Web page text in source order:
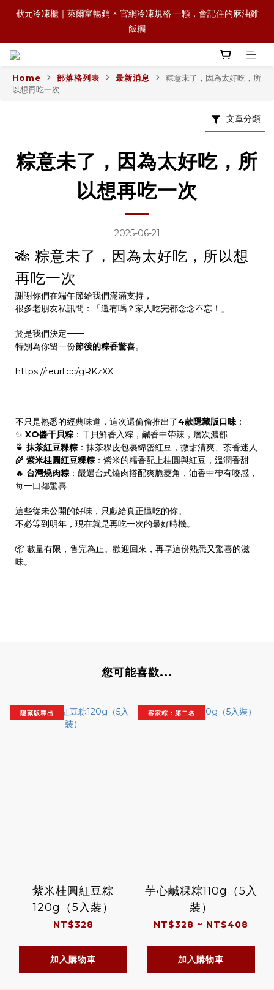
森日之禮｜職場賀禮的質感新選擇，傳承好味道，也送出祝福與人
情味
狀元冷凍櫃｜萊爾富暢銷 × 官網冷凍規格:一顆，會記住的麻油雞
飯糰
森日之禮｜職場賀禮的質感新選擇，傳承好味道，也送出祝福與人
情味
Home 部落格列表 最新消息
粽意未了，因為太好吃，所
以想再吃一次
文章分類
粽意未了，因為太好吃，所
以想再吃一次
2025-06-21
🎋 粽意未了，因為太好吃，所以想
再吃一次
謝謝你們在端午節給我們滿滿支持，
很多老朋友私訊問：「還有嗎？家人吃完都念念不忘！」
於是我們決定——
特別為你留一份節後的粽香驚喜。
https://reurl.cc/gRKzXX
不只是熟悉的經典味道，這次還偷偷推出了4款隱藏版口味：
✨ XO醬干貝粽 ：干貝鮮香入粽，鹹香中帶辣，層次濃郁
🍵 抹茶紅豆粿粽 ：抹茶粿皮包裹綿密紅豆，微甜清爽、茶香迷人
🌾 紫米桂圓紅豆粿粽 ：紫米的糯香配上桂圓與紅豆，溫潤香甜
🔥 台灣燒肉粽 ：嚴選台式燒肉搭配爽脆菱角，油香中帶有咬感，
每一口都驚喜
這些從未公開的好味，只獻給真正懂吃的你。
不必等到明年，現在就是再吃一次的最好時機。
📦 數量有限，售完為止。歡迎回來，再享這份熟悉又驚喜的滋
味。
您可能喜歡...
隱藏版釋出
紫米桂圓紅豆粽
120g（5入裝）
NT$328
加入購物車
客家粽：第二名
芋心鹹粿粽110g（5入
裝）
NT$328 ~ NT$408
加入購物車